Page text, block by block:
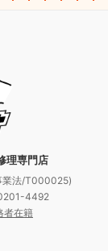
理専門店
業法/T000025)
4492
者在籍